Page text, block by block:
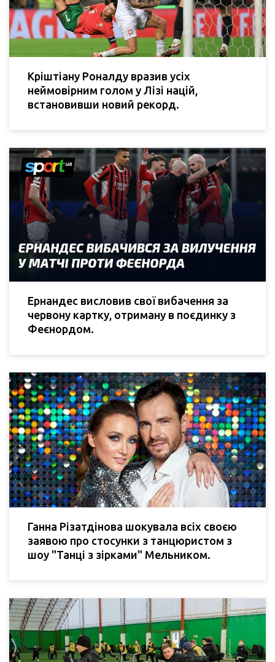
Кріштіану Роналду вразив усіх
неймовірним голом у Лізі націй,
встановивши новий рекорд.
Ернандес висловив свої вибачення за
червону картку, отриману в поєдинку з
Феєнордом.
Ганна Різатдінова шокувала всіх своєю
заявою про стосунки з танцюристом з
шоу "Танці з зірками" Мельником.